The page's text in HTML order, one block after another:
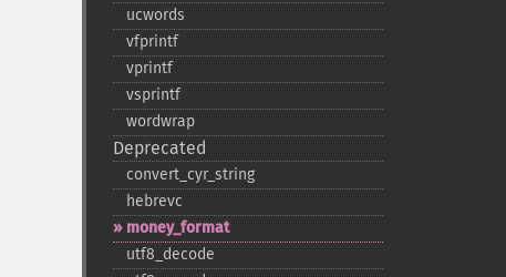
ucwords
vfprintf
vprintf
vsprintf
wordwrap
Deprecated
convert_​cyr_​string
hebrevc
money_​format
utf8_​decode